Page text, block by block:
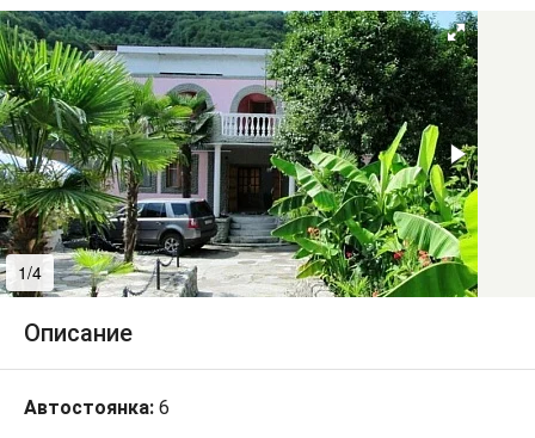
1/4
Описание
Автостоянка: 6